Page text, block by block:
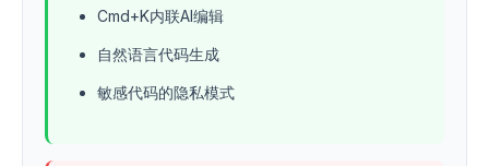
Cmd+K内联AI编辑
自然语言代码生成
敏感代码的隐私模式